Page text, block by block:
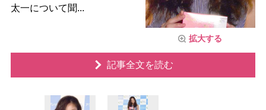
拡大する
太一について聞...
記事全文を読む